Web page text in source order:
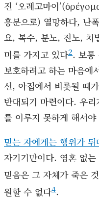
진 ‘오레고마이
흥분으로) 열망하다, 난
요, 복수, 분노, 진노, 처
미를 가지고 있다2. 보통
보호하려고 하는 마음에
선, 아집에서 비롯될 때
반대되기 마련이다. 우
를 이루지 못하게 해서야
믿는 자에게는 행위가
자기기만이다. 영혼 없
믿음은 그 자체가 죽은 것
원할 수 없다4.